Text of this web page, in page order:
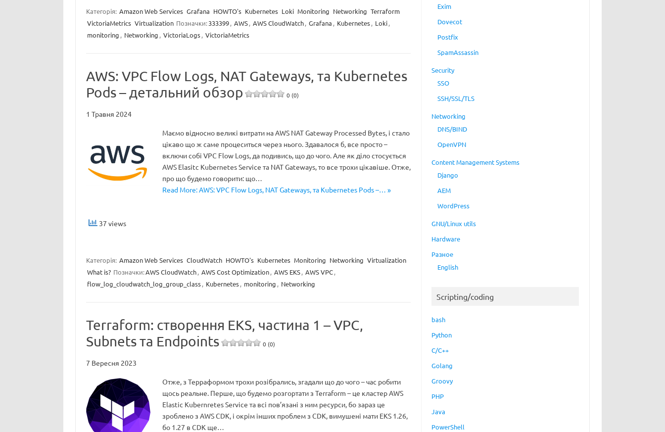
Категорія: Amazon Web Services Grafana HOWTO's Kubernetes Loki Monitoring Networking Terraform
VictoriaMetrics Virtualization Позначки:333399, AWS, AWS CloudWatch, Grafana , Kubernetes, Loki,
monitoring , Networking , VictoriaLogs, VictoriaMetrics
AWS: VPC Flow Logs, NAT Gateways, та Kubernetes
Pods – детальний обзор
0 (0)
1 Травня 2024
Маємо відносно великі витрати на AWS NAT Gateway Processed Bytes, і стало
цікаво що ж саме процеситься через нього. Здавалося б, все просто –
включи собі VPC Flow Logs, да подивись, що до чого. Але як діло стосується
AWS Elasitc Kubernetes Service та NAT Gateways, то все трохи цікавіше. Отже,
про що будемо говорити: що…
Read More: AWS: VPC Flow Logs, NAT Gateways, та Kubernetes Pods –… »
37 views
Категорія: Amazon Web Services CloudWatch HOWTO's Kubernetes Monitoring Networking Virtualization
What is? Позначки:AWS CloudWatch, AWS Cost Optimization, AWS EKS, AWS VPC,
flow_log_cloudwatch_log_group_class, Kubernetes, monitoring , Networking
Terraform: створення EKS, частина 1 – VPC,
Subnets та Endpoints
0 (0)
7 Вересня 2023
Отже, з Терраформом трохи розібрались, згадали що до чого – час робити
щось реальне. Перше, що будемо розгортати з Terraform – це кластер AWS
Elastic Kubernretes Service та всі пов’язані з ним ресурси, бо зараз це
зроблено з AWS CDK, і окрім інших проблем з CDK, вимушені мати EKS 1.26,
бо 1.27 в CDK ще…
Exim
Dovecot
Postfix
SpamAssassin
Security
SSO
SSH/SSL/TLS
Networking
DNS/BIND
OpenVPN
Content Management Systems
Django
AEM
WordPress
GNU/Linux utils
Hardware
Разное
English
Scripting/coding
bash
Python
C/C++
Golang
Groovy
PHP
Java
PowerShell